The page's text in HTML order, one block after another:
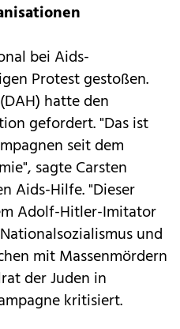
bei Aids-
Protest gestoßen.
hatte den
gefordert. "Das ist
seit dem
sagte Carsten
Aids-Hilfe. "Dieser
Adolf-Hitler-Imitator
und
mit Massenmördern
der Juden in
kritisiert.